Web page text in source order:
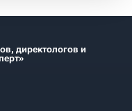
директологов и